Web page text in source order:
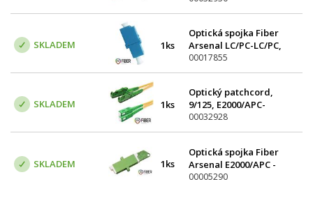
SKLADEM 1ks
Optická spojka Fiber
Arsenal LC/PC-LC/PC,
SM, simplex
00017855
SKLADEM 1ks
Optický patchcord,
9/125, E2000/APC-
SC/APC, SM, simplex,
10m
00032928
SKLADEM 1ks
Optická spojka Fiber
Arsenal E2000/APC -
E2000/APC, SM, simplex
00005290